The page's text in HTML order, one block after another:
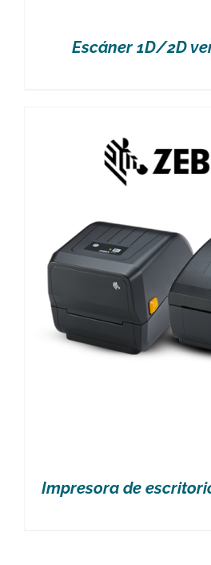
Escáner 1D/2D
Impresora de